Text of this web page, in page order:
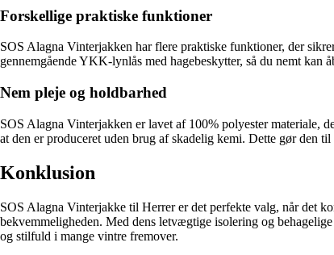
Forskellige praktiske funktioner
SOS Alagna Vinterjakken har flere praktiske funktioner, der
gennemgående YKK-lynlås med hagebeskytter, så du nemt kan
Nem pleje og holdbarhed
SOS Alagna Vinterjakken er lavet af 100% polyester materiale,
at den er produceret uden brug af skadelig kemi. Dette gør den
Konklusion
SOS Alagna Vinterjakke til Herrer er det perfekte valg, når det
bekvemmeligheden. Med dens letvægtige isolering og
og stilfuld i mange vintre fremover.